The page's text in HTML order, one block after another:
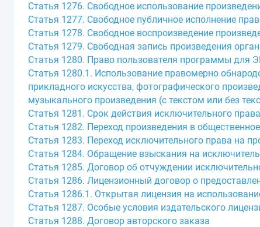
Статья 1276. Свободное использование
Статья 1277. Свободное публичное исполнение
Статья 1278. Свободное воспроизведение
Статья 1279. Свободная запись произведения
Статья 1280. Право пользователя программы для
Статья 1280.1. Использование правомерно
прикладного искусства, фотографического
музыкального произведения (с текстом или без
Статья 1281. Срок действия исключительного
Статья 1282. Переход произведения в
Статья 1283. Переход исключительного права на
Статья 1284. Обращение взыскания на
Статья 1285. Договор об отчуждении
Статья 1286. Лицензионный договор о
Статья 1286.1. Открытая лицензия на
Статья 1287. Особые условия издательского
Статья 1288. Договор авторского заказа